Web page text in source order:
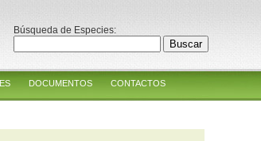
Búsqueda de Especies:
DOCUMENTOS CONTACTOS